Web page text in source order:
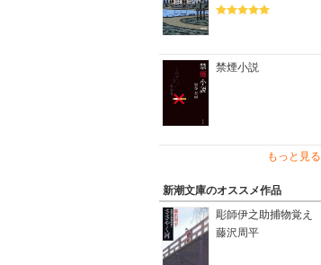
禁煙小説
もっと見る
新潮文庫のオススメ作品
彫師伊之助捕物覚え
藤沢周平